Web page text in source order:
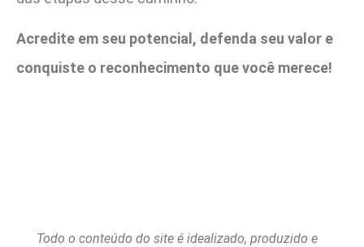
Acredite em seu potencial, defenda seu valor e
conquiste o reconhecimento que você merece!
Todo o conteúdo do site é idealizado, produzido e